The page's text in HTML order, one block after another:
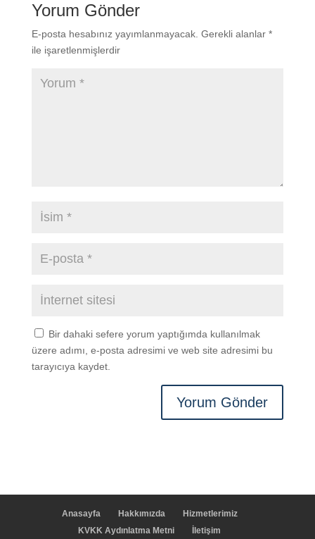
Yorum Gönder
E-posta hesabınız yayımlanmayacak. Gerekli alanlar *
ile işaretlenmişlerdir
Bir dahaki sefere yorum yaptığımda kullanılmak
üzere adımı, e-posta adresimi ve web site adresimi bu
tarayıcıya kaydet.
Anasayfa Hakkımızda
Hizmetlerimiz
KVKK Aydınlatma Metni
İletişim